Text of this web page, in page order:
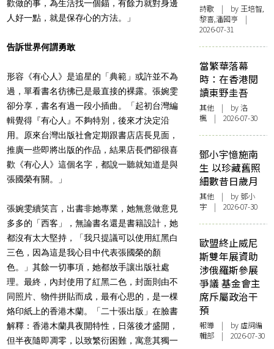
歡做的事，為生活找一個錨，有餘力就對身邊
人好一點，就是保存心的方法。」
告訴世界何謂勇敢
形容《有心人》是追星的「典範」或許並不為
過，單看書名彷彿已是最直接的裸露。張婉雯
卻分享，書名有過一段小插曲。「起初台灣編
輯覺得『有心人』不夠特別，後來才決定沿
用。原來台灣出版社會定期跟書店店長見面，
推廣一些即將出版的作品，結果店長們卻很喜
歡《有心人》這個名字，都說一聽就知道是與
張國榮有關。」
張婉雯續笑言，出書非她專業，她無意做意見
多多的「西客」，無論書名還是書籍設計，她
都沒有太大堅持，「我只提議可以使用紅黑白
三色，因為這是我心目中代表張國榮的顏
色。」其餘一切事項，她都放手讓出版社處
理。最終，內封使用了紅黑二色，封面則由不
同照片、物件拼貼而成，最有心思的，是一棵
烙印紙上的香港木蘭。「二十張出版」在臉書
解釋：香港木蘭具夜開特性，日落後才盛開，
但半夜隨即凋零，以致繁衍困難，寓意其獨一
詩歌 | by 王培智,
黎喜,潘國亨 |
2026-07-31
當繁華落幕
時：在香港閱
讀東野圭吾
其他 | by洛
楓 | 2026-07-30
鄧小宇憶施南
生 以珍藏舊照
細數昔日歲月
其他 | by 鄧小
宇 | 2026-07-30
歐盟終止威尼
斯雙年展資助
涉俄羅斯參展
爭議 基金會主
席斥屬政治干
預
報導 | by 虛詞編
輯部 | 2026-07-30